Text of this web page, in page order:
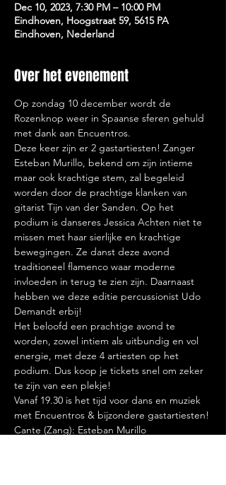
Dec 10, 2023, 7:30 PM – 10:00 PM
Eindhoven, Hoogstraat 59, 5615 PA
Eindhoven, Nederland
Over het evenement
Op zondag 10 december wordt de
Rozenknop weer in Spaanse sferen gehuld
met dank aan Encuentros.
Deze keer zijn er 2 gastartiesten! Zanger
Esteban Murillo, bekend om zijn intieme
maar ook krachtige stem, zal begeleid
worden door de prachtige klanken van
gitarist Tijn van der Sanden. Op het
podium is danseres Jessica Achten niet te
missen met haar sierlijke en krachtige
bewegingen. Ze danst deze avond
traditioneel flamenco waar moderne
invloeden in terug te zien zijn. Daarnaast
hebben we deze editie percussionist Udo
Demandt erbij!
Het beloofd een prachtige avond te
worden, zowel intiem als uitbundig en vol
energie, met deze 4 artiesten op het
podium. Dus koop je tickets snel om zeker
te zijn van een plekje!
Vanaf 19.30 is het tijd voor dans en muziek
met Encuentros & bijzondere gastartiesten!
Cante (Zang): Esteban Murillo